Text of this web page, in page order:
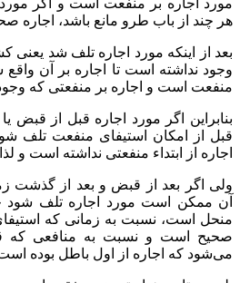
هر چند از باب طرو مانع باشد، اجاره
بعد از اینکه مورد اجاره تلف شد
وجود نداشته است تا اجاره بر آن
منفعت است و اجاره بر منفعتی که
بنابراین اگر مورد اجاره قبل از قبض
قبل از امکان استیفای منفعت تلف
اجاره از ابتداء منفعتی نداشته است و
ولی اگر بعد از قبض و بعد از گذشت
آن ممکن است مورد اجاره تلف
منحل است، نسبت به زمانی که
صحیح است و نسبت به منافعی که
می‌شود که اجاره از اول باطل بوده